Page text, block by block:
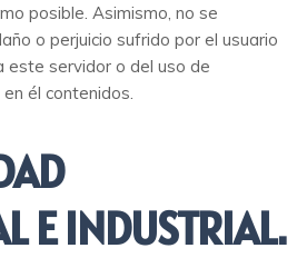
posible. Asimismo, no se
o perjuicio sufrido por el usuario
este servidor o del uso de
él contenidos.
E INDUSTRIAL.